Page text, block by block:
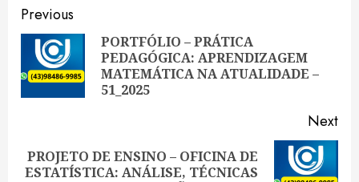
Continue
Reading
Previous
PORTFÓLIO – PRÁTICA
PEDAGÓGICA: APRENDIZAGEM
MATEMÁTICA NA ATUALIDADE –
51_2025
Next
Next
PROJETO DE ENSINO – OFICINA DE
ESTATÍSTICA: ANÁLISE, TÉCNICAS